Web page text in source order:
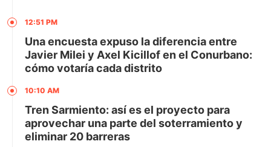
12:51 PM
Una encuesta expuso la diferencia entre
Javier Milei y Axel Kicillof en el Conurbano:
cómo votaría cada distrito
10:10 AM
Tren Sarmiento: así es el proyecto para
aprovechar una parte del soterramiento y
eliminar 20 barreras